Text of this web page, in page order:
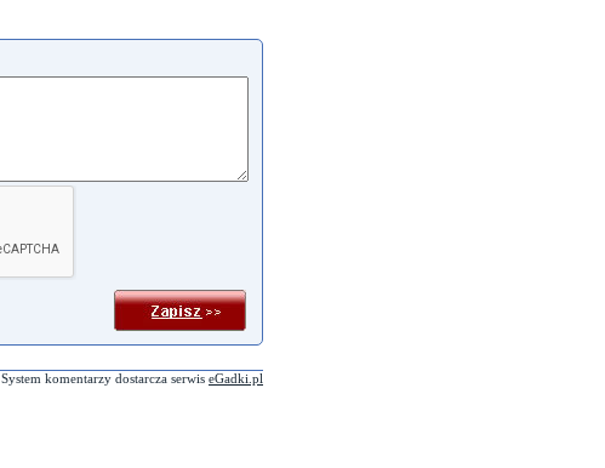
System komentarzy dostarcza serwis eGadki.pl